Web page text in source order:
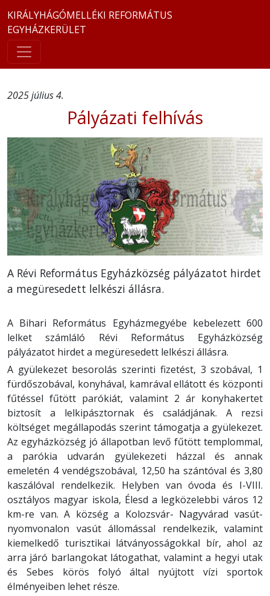
KIRÁLYHÁGÓMELLÉKI REFORMÁTUS
EGYHÁZKERÜLET
2025 július 4.
Pályázati felhívás
A Révi Református Egyházközség pályázatot hirdet
a megüresedett lelkészi állásra.
A Bihari Református Egyházmegyébe kebelezett 600
lelket számláló Révi Református Egyházközség
pályázatot hirdet a megüresedett lelkészi állásra.
A gyülekezet besorolás szerinti fizetést, 3 szobával, 1
fürdőszobával, konyhával, kamrával ellátott és központi
fűtéssel fűtött parókiát, valamint 2 ár konyhakertet
biztosít a lelkipásztornak és családjának. A rezsi
költséget megállapodás szerint támogatja a gyülekezet.
Az egyházközség jó állapotban levő fűtött templommal,
a parókia udvarán gyülekezeti házzal és annak
emeletén 4 vendégszobával, 12,50 ha szántóval és 3,80
kaszálóval rendelkezik. Helyben van óvoda és I-VIII.
osztályos magyar iskola, Élesd a legközelebbi város 12
km-re van. A község a Kolozsvár- Nagyvárad vasút-
nyomvonalon vasút állomással rendelkezik, valamint
kiemelkedő turisztikai látványosságokkal bír, ahol az
arra járó barlangokat látogathat, valamint a hegyi utak
és Sebes körös folyó által nyújtott vízi sportok
élményeiben lehet része.